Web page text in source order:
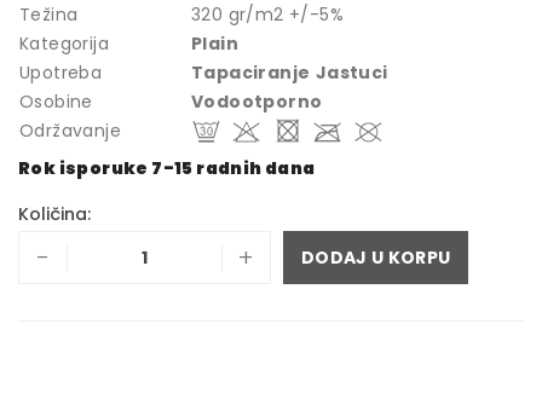
Težina
320 gr/m2 +/-5%
Kategorija
Plain
Upotreba
Tapaciranje Jastuci
Osobine
Vodootporno
Održavanje
Rok isporuke 7-15 radnih dana
Količina:
- + DODAJ U KORPU